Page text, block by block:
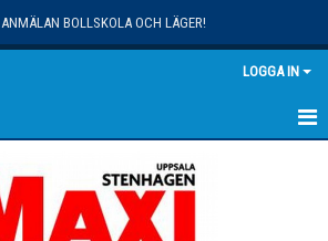
ANMÄLAN BOLLSKOLA OCH LÄGER!
LOGGA IN